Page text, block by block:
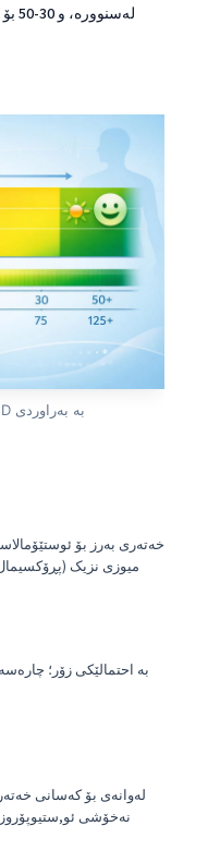
خەتەری بەرز بۆ
میوزی نزیک
لەوانەی بۆ کەسانی
نەخۆشی